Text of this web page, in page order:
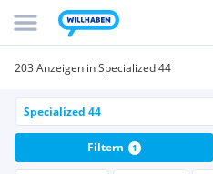
203 Anzeigen in Specialized 44
Filtern 1